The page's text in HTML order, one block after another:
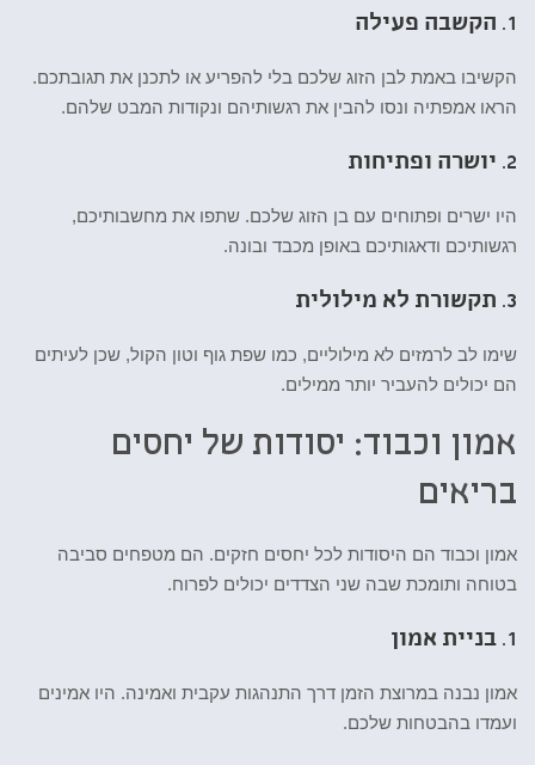
1. הקשבה פעילה
הקשיבו באמת לבן הזוג שלכם בלי להפריע או לתכנן את תגובתכם.
הראו אמפתיה ונסו להבין את רגשותיהם ונקודות המבט שלהם.
2. יושרה ופתיחות
היו ישרים ופתוחים עם בן הזוג שלכם. שתפו את מחשבותיכם,
רגשותיכם ודאגותיכם באופן מכבד ובונה.
3. תקשורת לא מילולית
שימו לב לרמזים לא מילוליים, כמו שפת גוף וטון הקול, שכן לעיתים
הם יכולים להעביר יותר ממילים.
אמון וכבוד: יסודות של יחסים
בריאים
אמון וכבוד הם היסודות לכל יחסים חזקים. הם מטפחים סביבה
בטוחה ותומכת שבה שני הצדדים יכולים לפרוח.
1. בניית אמון
אמון נבנה במרוצת הזמן דרך התנהגות עקבית ואמינה. היו אמינים
ועמדו בהבטחות שלכם.